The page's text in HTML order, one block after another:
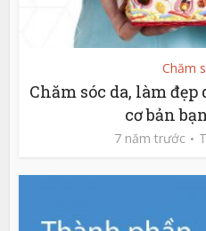
Chăm
Chăm sóc da, làm
cơ bản
7 năm trước